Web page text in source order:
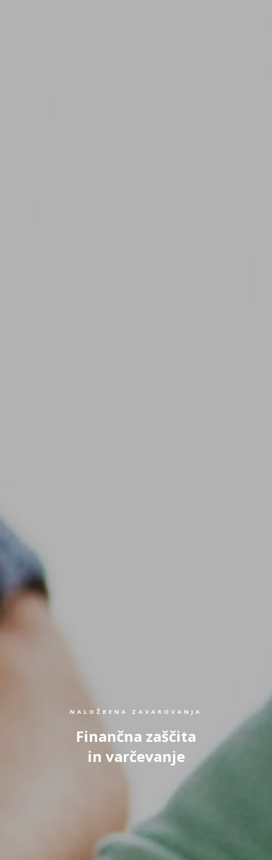
NALOŽBENA ZAVAROVANJA
Finančna zaščita
in varčevanje